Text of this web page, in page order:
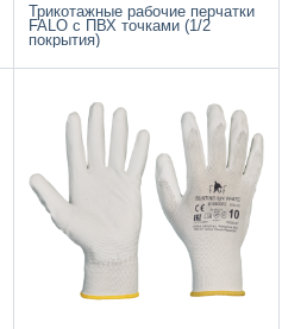
Трикотажные рабочие перчатки
FALO с ПВХ точками (1/2
покрытия)